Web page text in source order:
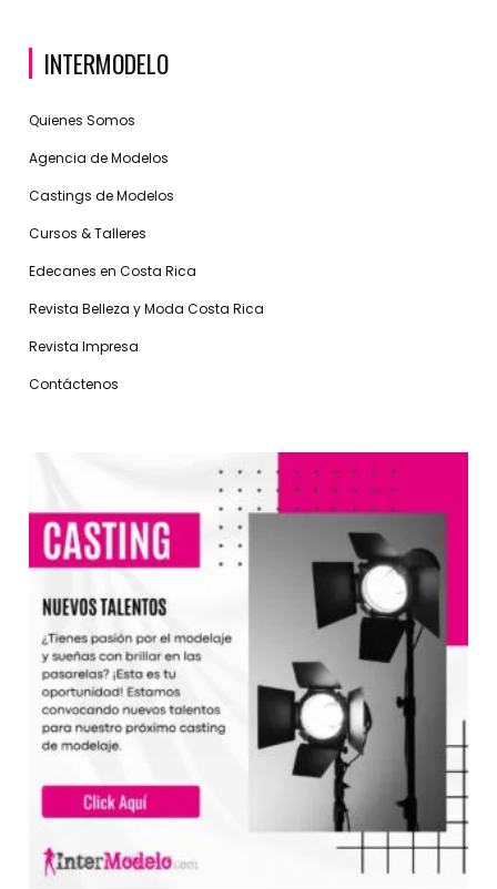
INTERMODELO
Quienes Somos
Agencia de Modelos
Castings de Modelos
Cursos & Talleres
Edecanes en Costa Rica
Revista Belleza y Moda Costa Rica
Revista Impresa
Contáctenos